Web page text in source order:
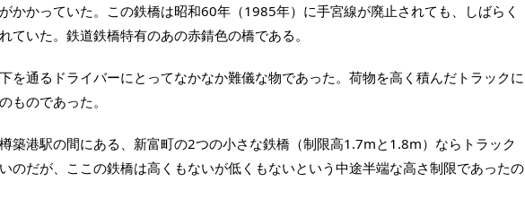
かかっていた。この鉄橋は昭和60年（1985年）に手宮線が廃止されても、しばらく
ていた。鉄道鉄橋特有のあの赤錆色の橋である。
を通るドライバーにとってなかなか難儀な物であった。荷物を高く積んだトラックに
ものであった。
築港駅の間にある、新富町の2つの小さな鉄橋（制限高1.7mと1.8m）ならトラック
のだが、ここの鉄橋は高くもないが低くもないという中途半端な高さ制限であったの